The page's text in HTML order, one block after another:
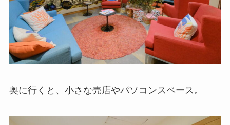
奥に行くと、小さな売店やパソコンスペース。